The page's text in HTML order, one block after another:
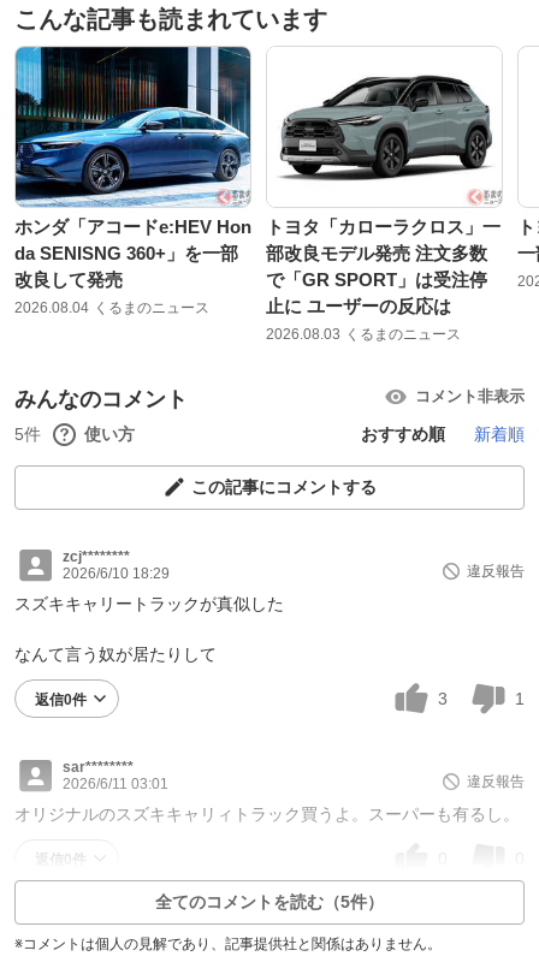
こんな記事も読まれています
ホンダ「アコードe:HEV Hon
da SENISNG 360+」を一部
改良して発売
2026.08.04 くるまのニュース
トヨタ「カローラクロス」一
部改良モデル発売 注文多数
で「GR SPORT」は受注停
止に ユーザーの反応は
2026.08.03 くるまのニュース
一
みんなのコメント コメント非表示
5件 使い方 おすすめ順 新着順
この記事にコメントする
zcj********
2026/6/10 18:29
違反報告
スズキキャリートラックが真似した
なんて言う奴が居たりして
返信0件 3 1
sar********
2026/6/11 03:01
違反報告
オリジナルのスズキキャリィトラック買うよ。スーパーも有るし。
返信0件
全てのコメントを読む（5件）
※コメントは個人の見解であり、記事提供社と関係はありません。